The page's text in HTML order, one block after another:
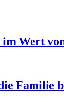
Wert
Familie